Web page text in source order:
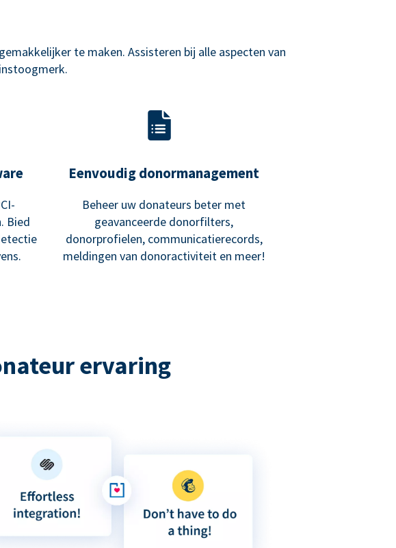
te maken. Assisteren bij alle aspecten van
Bied
Eenvoudig donormanagement
Beheer uw donateurs beter met
geavanceerde donorfilters,
donorprofielen, communicatierecords,
meldingen van donoractiviteit en meer!
ervaring